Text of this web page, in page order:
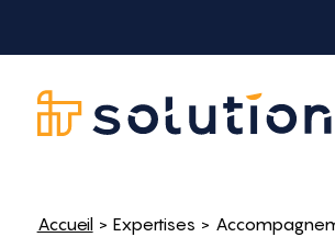
Accueil> Expertises >